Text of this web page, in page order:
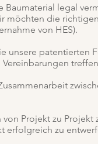
legal
möchten die
von HES).
unsere patentierten
Projekt zu
zu